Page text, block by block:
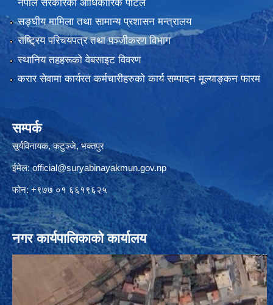
नेपाल सरकारको आधिकारिक पोर्टल
सङ्‍घीय मामिला तथा सामान्य प्रशासन मन्त्रालय
राष्ट्रिय परिचयपत्र तथा पञ्जीकरण विभाग
स्थानिय तहहरूको वेबसाइट विवरण
करार सेवामा कार्यरत कर्मचारीहरुको कार्य सम्पादन मूल्याङ्कन फारम
सम्पर्क
सूर्यविनायक, कटुञ्जे, भक्तपुर
ईमेल:official@suryabinayakmun.gov.np
फोन: +९७७ ०१ ६६१९६२५
नगर कार्यपालिकाको कार्यालय